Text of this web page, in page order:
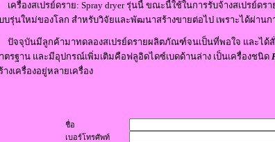
รื่องสเปรย์ดราย: Spray dryer รุ่นนี้ ขณะนี้ใช้ในการรับจ้างสเปรย์ดราย
บรุ่นใหม่ของโลก สำหรับวิจัยและพัฒนาสร้างขายต่อไป เพราะได้ผ่าน
จุบันมีลูกค้ามาทดลองสเปรย์ดรายผลิตภัณฑ์จนเป็นที่พอใจ และได้สั่ง
ตรฐาน และมีอุปกรณ์เพิ่มเติมคือฟลูอิดไดซ์เบดด้านล่าง เป็นเครื่องชนิด
างเครื่องอยู่หลายเครื่อง
ชื่อ
เบอร์โทรศัพท์